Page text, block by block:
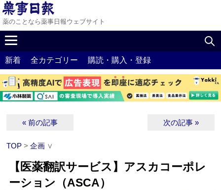
薬のことなら薬事日報ウェブサイト
新着 全カテゴリー 購読・購入・登録
« 前の記事 次の記事 »
TOP >企画 ∨
【医薬翻訳サービス】アスカコーポレ
ーション（ASCA）